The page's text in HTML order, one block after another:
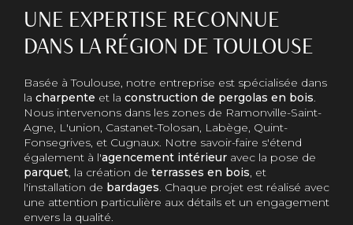
UNE EXPERTISE RECONNUE
DANS LA RÉGION DE TOULOUSE
Basée à Toulouse, notre entreprise est spécialisée dans
la charpente et la construction de pergolas en bois.
Nous intervenons dans les zones de Ramonville-Saint-
Agne, L'union, Castanet-Tolosan, Labège, Quint-
Fonsegrives, et Cugnaux. Notre savoir-faire s'étend
également à l'agencement intérieur avec la pose de
parquet, la création de terrasses en bois, et
l'installation de bardages. Chaque projet est réalisé avec
une attention particulière aux détails et un engagement
envers la qualité.